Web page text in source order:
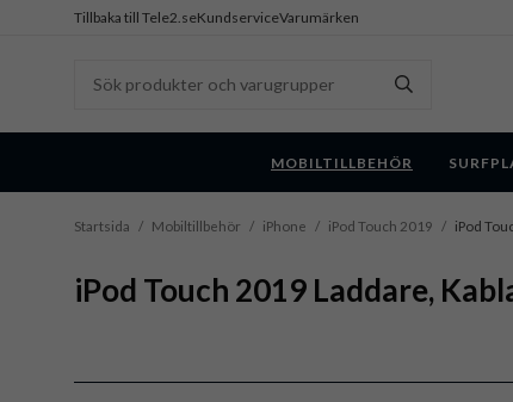
Tillbaka till Tele2.seKundserviceVarumärken
MOBILTILLBEHÖR
Startsida / Mobiltillbehör / iPhone / iPod Touch 2019 / iPod
iPod Touch 2019 Laddare,